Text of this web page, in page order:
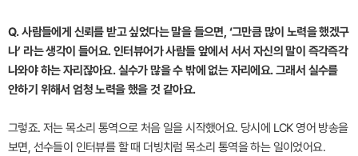
Q. 사람들에게 신뢰를 받고 싶었다는 말을 들으면, ‘그만큼 많이 노력을 했겠구
나’ 라는 생각이 들어요. 인터뷰어가 사람들 앞에서 서서 자신의 말이 즉각즉각
나와야 하는 자리잖아요. 실수가 많을 수 밖에 없는 자리에요. 그래서 실수를
안하기 위해서 엄청 노력을 했을 것 같아요.
그렇죠. 저는 목소리 통역으로 처음 일을 시작했어요. 당시에 LCK 영어 방송을
보면, 선수들이 인터뷰를 할 때 더빙치럼 목소리 통역을 하는 일이었어요.